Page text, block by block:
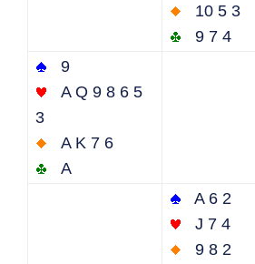
10 5 3
9 7 4
9
A Q 9 8 6 5
3
A K 7 6
A
A 6 2
J 7 4
9 8 2